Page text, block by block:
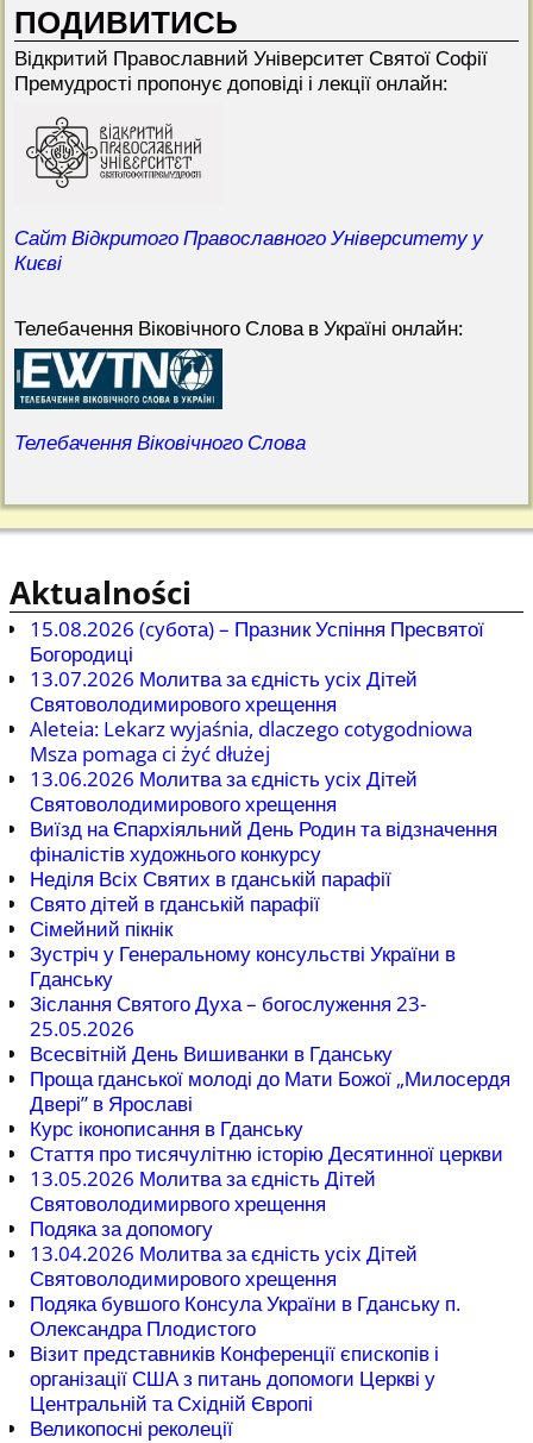
ПОДИВИТИСЬ
Відкритий Прaвославний Університет Святої Софії
Премудрості пропонує доповіді і лекції онлайн:
Сайт Відкритого Православного Університету у
Києві
Телебачення Віковічного Слова в Україні онлайн:
Телебачення Віковічного Слова
Aktualności
15.08.2026 (cубота) – Празник Успіння Пресвятої
Богородиці
13.07.2026 Молитва за єдність усіх Дітей
Святоволодимирового хрещення
Aleteia: Lekarz wyjaśnia, dlaczego cotygodniowa
Msza pomaga ci żyć dłużej
13.06.2026 Молитва за єдність усіх Дітей
Святоволодимирового хрещення
Виїзд на Єпархіяльний День Родин та відзначення
фіналістів художнього конкурсу
Неділя Всіх Святих в гданській парафії
Свято дітей в гданській парафії
Сімейний пікнік
Зустріч у Генеральному консульстві України в
Гданську
Зіслання Святого Духа – богослуження 23-
25.05.2026
Всесвітній День Вишиванки в Гданську
Проща гданської молоді до Мати Божої „Милосердя
Двері” в Ярославі
Курс іконописання в Гданську
Стаття про тисячулітню історію Десятинної церкви
13.05.2026 Молитва за єдність Дітей
Святоволодимирвого хрещення
Подяка за допомогу
13.04.2026 Молитва за єдність усіх Дітей
Святоволодимирового хрещення
Подяка бувшого Консула України в Гданську п.
Олександра Плодистого
Візит представників Конференції єпископів і
організації США з питань допомоги Церкві у
Центральній та Східній Європі
Великопосні реколеції